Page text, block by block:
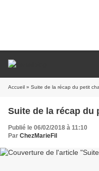
Accueil » Suite de la récap du petit
Suite de la récap du
Publié le 06/02/2018 à 11:10
Par ChezMarieFil